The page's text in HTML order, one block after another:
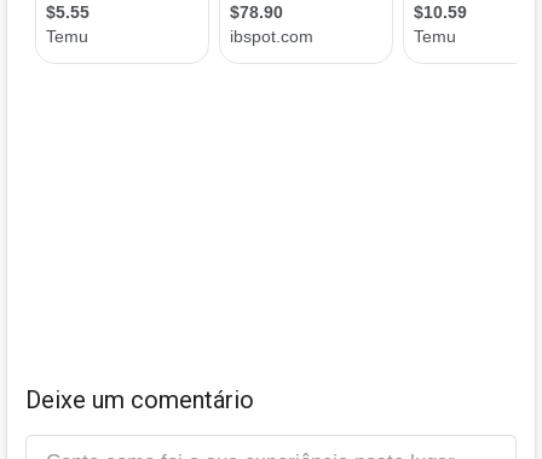
Deixe um comentário